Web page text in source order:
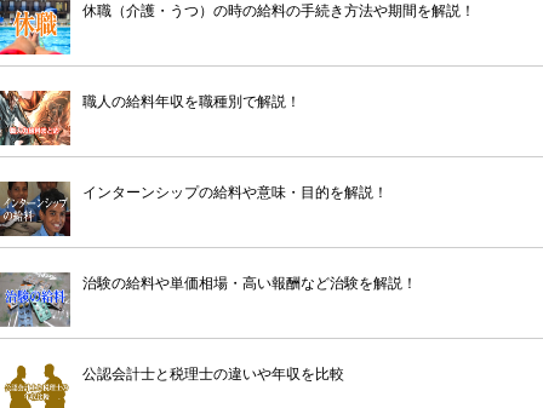
休職（介護・うつ）の時の給料の手続き方法や期間を解説！
職人の給料年収を職種別で解説！
インターンシップの給料や意味・目的を解説！
治験の給料や単価相場・高い報酬など治験を解説！
公認会計士と税理士の違いや年収を比較